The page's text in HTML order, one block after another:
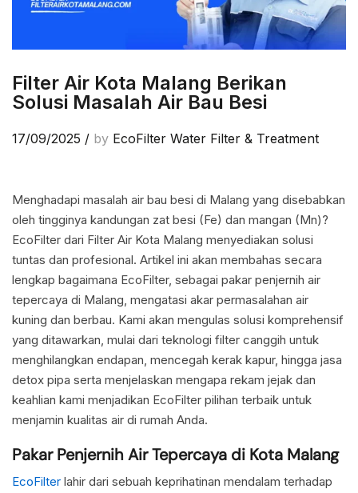
Filter Air Kota Malang Berikan
Solusi Masalah Air Bau Besi
17/09/2025 / by EcoFilter Water Filter & Treatment
Menghadapi masalah air bau besi di Malang yang disebabkan
oleh tingginya kandungan zat besi (Fe) dan mangan (Mn)?
EcoFilter dari Filter Air Kota Malang menyediakan solusi
tuntas dan profesional. Artikel ini akan membahas secara
lengkap bagaimana EcoFilter, sebagai pakar penjernih air
tepercaya di Malang, mengatasi akar permasalahan air
kuning dan berbau. Kami akan mengulas solusi komprehensif
yang ditawarkan, mulai dari teknologi filter canggih untuk
menghilangkan endapan, mencegah kerak kapur, hingga jasa
detox pipa serta menjelaskan mengapa rekam jejak dan
keahlian kami menjadikan EcoFilter pilihan terbaik untuk
menjamin kualitas air di rumah Anda.
Pakar Penjernih Air Tepercaya di Kota Malang
EcoFilter lahir dari sebuah keprihatinan mendalam terhadap